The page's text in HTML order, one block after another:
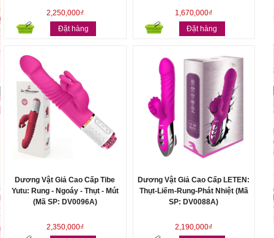
2,250,000₫
Đặt hàng
1,670,000₫
Đặt hàng
Dương Vật Giả Cao Cấp Tibe
Yutu: Rung - Ngoáy - Thụt - Mút
(Mã SP: DV0096A)
2,350,000₫
Dương Vật Giả Cao Cấp LETEN:
Thụt-Liếm-Rung-Phát Nhiệt (Mã
SP: DV0088A)
2,190,000₫